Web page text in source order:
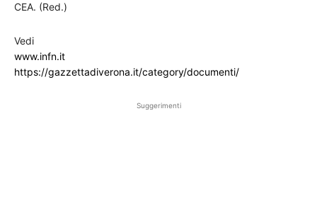
CEA. (Red.)
Vedi
www.infn.it
https://gazzettadiverona.it/category/documenti/
Suggerimenti